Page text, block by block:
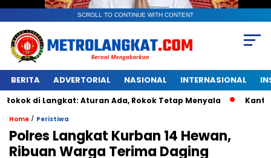
SCROLL TO CONTINUE WITH CONTENT
BERITA ADVERTORIAL NASIONAL INTERNASIONAL
Langkat: Aturan Ada, Rokok Tetap Menyala Kantongan
Home / Peristiwa
Polres Langkat Kurban 14 Hewan,
Ribuan Warga Terima Daging